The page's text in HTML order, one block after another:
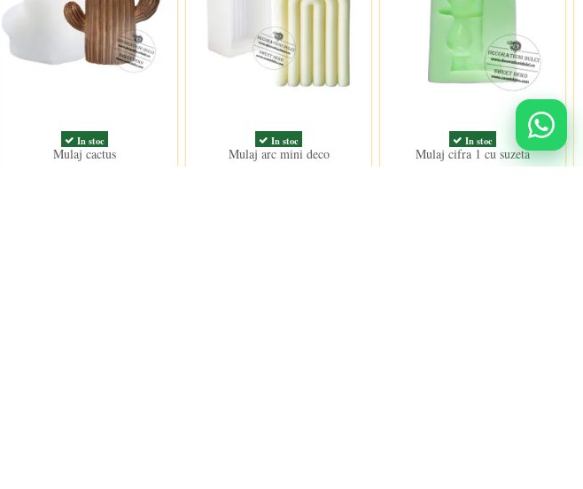
In stoc
Mulaj cactus
In stoc
Mulaj arc mini deco
In stoc
Mulaj cifra 1 cu suzeta